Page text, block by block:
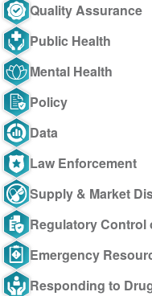
Quality Assurance
Public Health
Mental Health
Policy
Data
Law Enforcement
Supply & Market
Regulatory Control
Emergency
Responding to